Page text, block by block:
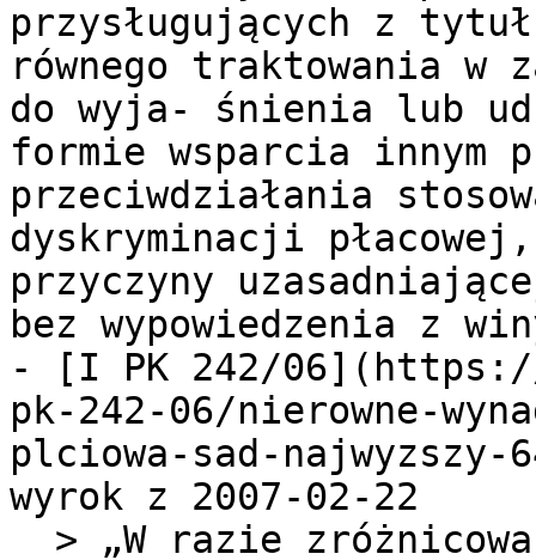
przysługujących z
równego traktowania w
do wyja- śnienia lub
formie wsparcia innym
przeciwdziałania
dyskryminacji
przyczyny
bez wypowiedzenia z
- [I PK 242/
pk-242-06/nierowne-
plciowa-sad-najwyzszy-
wyrok z 2007-02-22